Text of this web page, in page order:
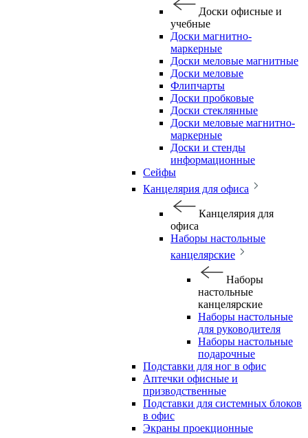
Доски офисные и
учебные
Доски магнитно-
маркерные
Доски меловые магнитные
Доски меловые
Флипчарты
Доски пробковые
Доски стеклянные
Доски меловые магнитно-
маркерные
Доски и стенды
информационные
Сейфы
Канцелярия для офиса
Канцелярия для
офиса
Наборы настольные
канцелярские
Наборы
настольные
канцелярские
Наборы настольные
для руководителя
Наборы настольные
подарочные
Подставки для ног в офис
Аптечки офисные и
призводственные
Подставки для системных блоков
в офис
Экраны проекционные